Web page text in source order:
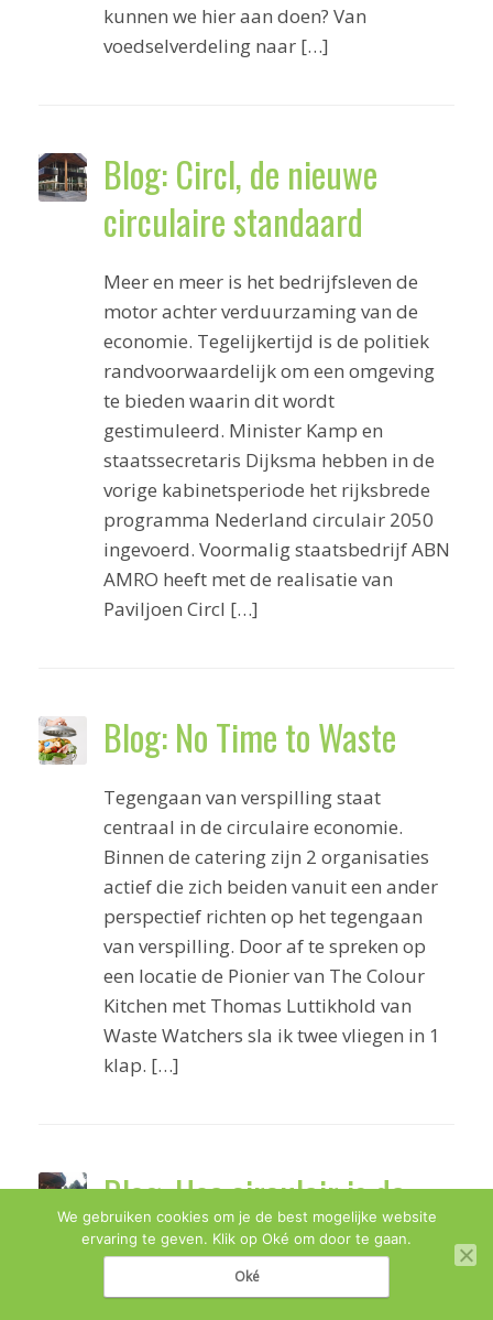
kunnen we hier aan doen? Van
voedselverdeling naar […]
Blog: Circl, de nieuwe
circulaire standaard
Meer en meer is het bedrijfsleven de
motor achter verduurzaming van de
economie. Tegelijkertijd is de politiek
randvoorwaardelijk om een omgeving
te bieden waarin dit wordt
gestimuleerd. Minister Kamp en
staatssecretaris Dijksma hebben in de
vorige kabinetsperiode het rijksbrede
programma Nederland circulair 2050
ingevoerd. Voormalig staatsbedrijf ABN
AMRO heeft met de realisatie van
Paviljoen Circl […]
Blog: No Time to Waste
Tegengaan van verspilling staat
centraal in de circulaire economie.
Binnen de catering zijn 2 organisaties
actief die zich beiden vanuit een ander
perspectief richten op het tegengaan
van verspilling. Door af te spreken op
een locatie de Pionier van The Colour
Kitchen met Thomas Luttikhold van
Waste Watchers sla ik twee vliegen in 1
klap. […]
Blog: Hoe circulair is de
Parade?
Een aantal zaken zijn onlosmakelijk aan
We gebruiken cookies om je de best mogelijke website
ervaring te geven. Klik op Oké om door te gaan.
Oké